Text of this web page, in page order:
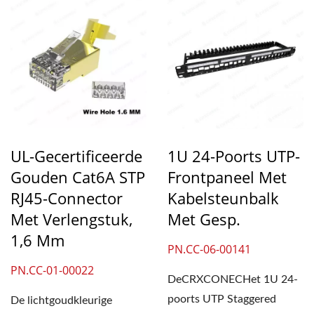
UL-Gecertificeerde
Gouden Cat6A STP
RJ45-Connector
Met Verlengstuk,
1,6 Mm
PN.CC-01-00022
De lichtgoudkleurige
1U 24-Poorts UTP-
Frontpaneel Met
Kabelsteunbalk
Met Gesp.
PN.CC-06-00141
DeCRXCONECHet 1U 24-
poorts UTP Staggered